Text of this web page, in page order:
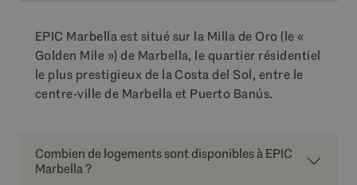
EPIC Marbella est situé sur la Milla de Oro (le «
Golden Mile ») de Marbella, le quartier résidentiel
le plus prestigieux de la Costa del Sol, entre le
centre-ville de Marbella et Puerto Banús.
Combien de logements sont disponibles à EPIC
Marbella ?